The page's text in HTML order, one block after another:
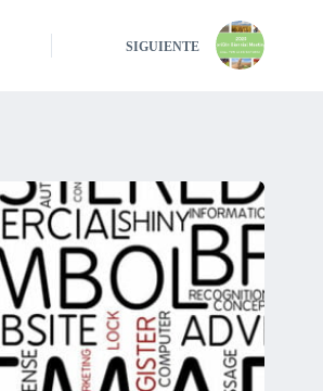
SIGUIENTE